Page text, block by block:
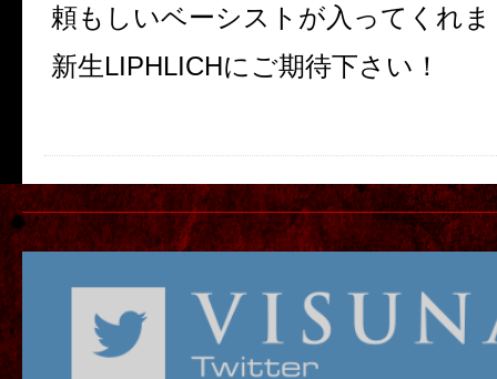
頼もしいベーシストが入ってくれ
新生LIPHLICHにご期待下さい！